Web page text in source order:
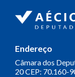
Endereço
Câmara dos
20CEP: 70.160-